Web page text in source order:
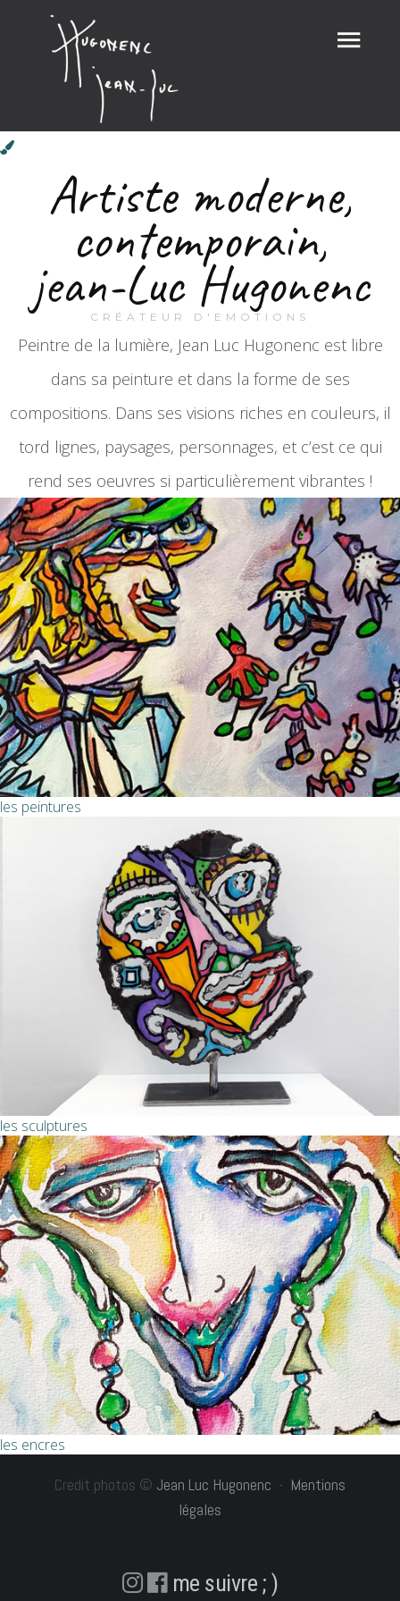
Artiste moderne,
contemporain,
jean-Luc Hugonenc
CRÉATEUR D'EMOTIONS
Peintre de la lumière, Jean Luc Hugonenc est libre
dans sa peinture et dans la forme de ses
compositions. Dans ses visions riches en couleurs, il
tord lignes, paysages, personnages, et c’est ce qui
rend ses oeuvres si particulièrement vibrantes !
les peintures
les sculptures
les encres
Credit photos © Jean Luc Hugonenc - Mentions
légales
me suivre ; )